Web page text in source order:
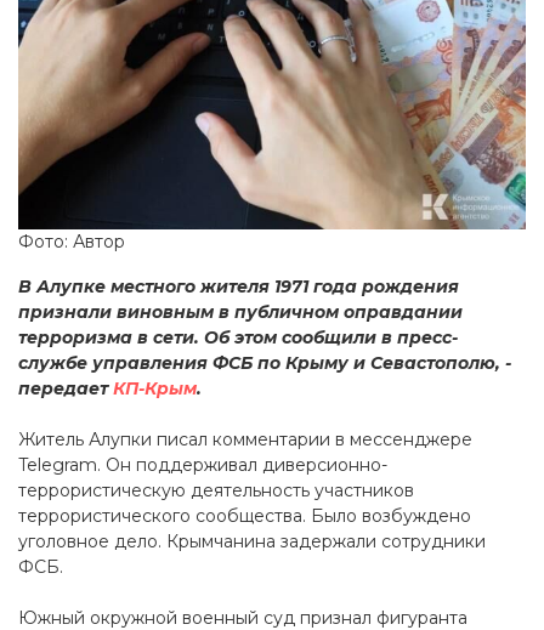
Фото: Автор
В Алупке местного жителя 1971 года рождения
признали виновным в публичном оправдании
терроризма в сети. Об этом сообщили в пресс-
службе управления ФСБ по Крыму и Севастополю, -
передаетКП-Крым.
Житель Алупки писал комментарии в мессенджере
Telegram. Он поддерживал диверсионно-
террористическую деятельность участников
террористического сообщества. Было возбуждено
уголовное дело. Крымчанина задержали сотрудники
ФСБ.
Южный окружной военный суд признал фигуранта